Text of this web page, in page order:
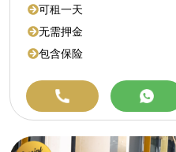
可租一天
无需押金
包含保险